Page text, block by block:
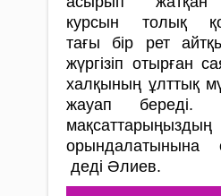
курсын толық
тағы бір рет
жүргізіп отырған
халқының ұлттық
жауап береді.
орындалатынына
деді Әлиев.